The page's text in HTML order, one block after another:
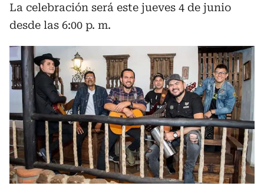
La celebración será este jueves 4 de junio
desde las 6:00 p. m.